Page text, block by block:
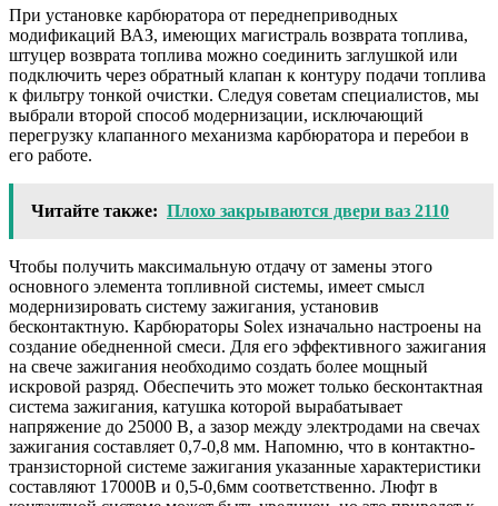
При установке карбюратора от переднеприводных
модификаций ВАЗ, имеющих магистраль возврата топлива,
штуцер возврата топлива можно соединить заглушкой или
подключить через обратный клапан к контуру подачи топлива
к фильтру тонкой очистки. Следуя советам специалистов, мы
выбрали второй способ модернизации, исключающий
перегрузку клапанного механизма карбюратора и перебои в
его работе.
Читайте также: Плохо закрываются двери ваз 2110
Чтобы получить максимальную отдачу от замены этого
основного элемента топливной системы, имеет смысл
модернизировать систему зажигания, установив
бесконтактную. Карбюраторы Solex изначально настроены на
создание обедненной смеси. Для его эффективного зажигания
на свече зажигания необходимо создать более мощный
искровой разряд. Обеспечить это может только бесконтактная
система зажигания, катушка которой вырабатывает
напряжение до 25000 В, а зазор между электродами на свечах
зажигания составляет 0,7-0,8 мм. Напомню, что в контактно-
транзисторной системе зажигания указанные характеристики
составляют 17000В и 0,5-0,6мм соответственно. Люфт в